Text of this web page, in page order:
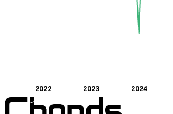
2022 2023 2024